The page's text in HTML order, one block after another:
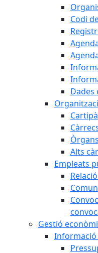
Codi
Dades
Alts
Empleats
Gestió